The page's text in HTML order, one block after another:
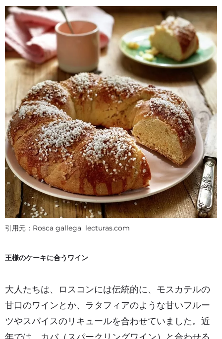
引用元：Rosca gallega lecturas.com
王様のケーキに合うワイン
大人たちは、ロスコンには伝統的に、モスカテルの
甘口のワインとか、ラタフィアのような甘いフルー
ツやスパイスのリキュールを合わせていました。近